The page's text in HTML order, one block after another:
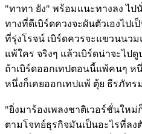
"ทาทา ยัง" พร้อมแนะทางลง ไป
ทางที่ดีเบิร์ดควงจะผันตัวเองไปเ
ที่รุ่งโรจน์ เบิร์ดควรจะแขวนนว
แพ้ใคร จริงๆ แล้วเบิร์ดน่าจะไป
ถ้าเบิร์ดออกเทปตอนนี้แพ้คนๆ ห
หนึ่งก็เคยออกเทปแพ้ ตุ้ย ธีรภัทร
"ยิ่งมาร้องเพลงชาติเวอร์ชั่นให
ตามโจทย์ธุรกิจมันเป็นอะไรที่ลง